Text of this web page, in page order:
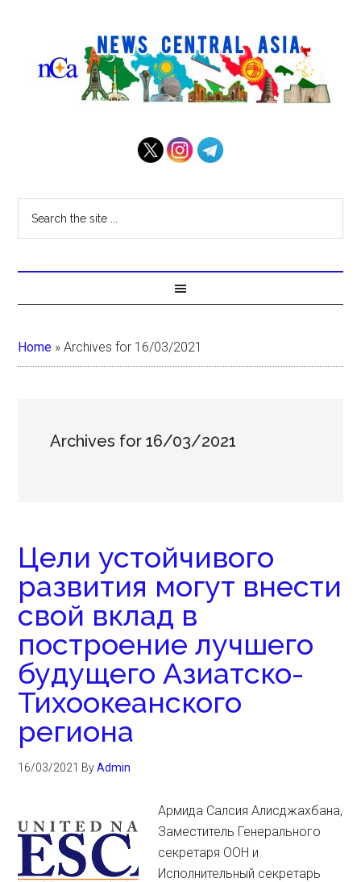
Home »Archives for 16/03/2021
Archives for 16/03/2021
Цели устойчивого
развития могут внести
свой вклад в
построение лучшего
будущего Азиатско-
Тихоокеанского
региона
16/03/2021 ByAdmin
Армида Салсия Алисджахбана,
Заместитель Генерального
секретаря ООН и
Исполнительный секретарь